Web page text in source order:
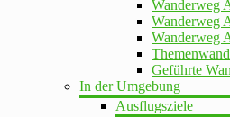
Wanderweg
Wanderweg
Wanderweg
Geführte
In der Umgebung
Ausflugsziele